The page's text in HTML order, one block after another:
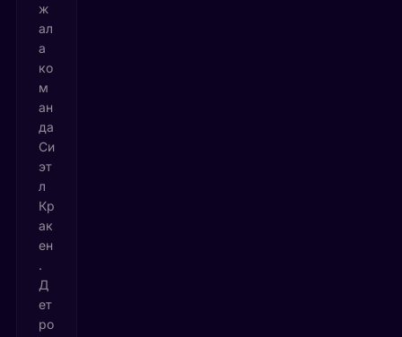
ж
ал
а
ко
м
ан
да
Си
эт
л
Кр
ак
ен
.
Д
ет
ро